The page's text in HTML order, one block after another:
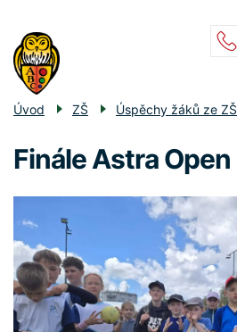
hlavnímu
obsahu
navigace
MŠ
DRUŽINA
POVINNÉ INFO
Úvod ZŠ Úspěchy žáků ze ZŠ
Finále Astra Open